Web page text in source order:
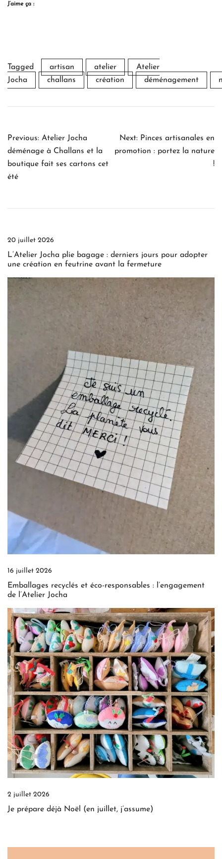
J’aime ça :
Tagged artisan atelier
Atelier
Jocha
challans création déménagement
Navigation
de
l’article
Previous: Atelier Jocha
déménage à Challans et la
boutique fait ses cartons cet
été
Next: Pinces artisanales en
promotion : portez la nature
!
20 juillet 2026
L’Atelier Jocha plie bagage : derniers jours pour adopter
une création en feutrine avant la fermeture
16 juillet 2026
Emballages recyclés et éco-responsables : l’engagement
de l’Atelier Jocha
2 juillet 2026
Je prépare déjà Noël (en juillet, j’assume)